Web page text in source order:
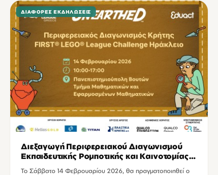
ΔΙΆΦΟΡΕΣ ΕΚΔΗΛΏΣΕΙΣ
Διεξαγωγή Περιφερειακού Διαγωνισμού
Εκπαιδευτικής Ρομποτικής και Καινοτομίας
FIRST® LEGO® League Ηράκλειο
Το Σάββατο 14 Φεβρουαρίου 2026, θα πραγματοποιηθεί ο